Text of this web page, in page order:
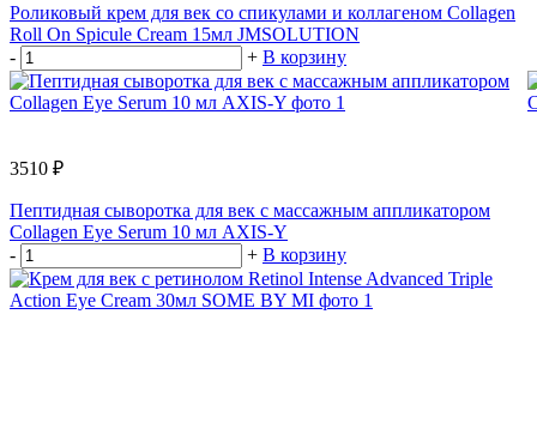
Роликовый крем для век со спикулами и коллагеном Collagen
Roll On Spicule Cream 15мл JMSOLUTION
-
+ В корзину
3510 ₽
Пептидная сыворотка для век с массажным аппликатором
Collagen Eye Serum 10 мл AXIS-Y
-
+ В корзину